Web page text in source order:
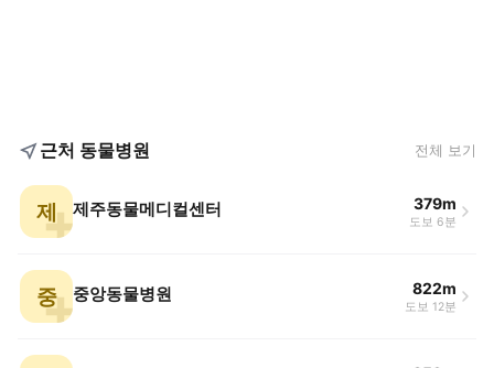
근처 동물병원 전체 보기
제 제주동물메디컬센터 379m
도보 6분
중 중앙동물병원 822m
도보 12분